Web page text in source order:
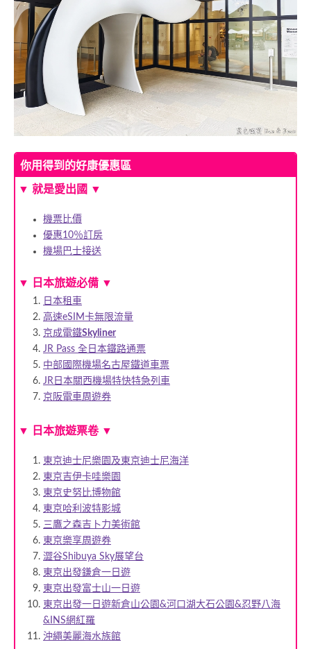
你用得到的好康優惠區
▼ 就是愛出國 ▼
機票比價
優惠10％訂房
機場巴士接送
▼ 日本旅遊必備 ▼
日本租車
高速eSIM卡無限流量
京成電鐵Skyliner
JR Pass 全日本鐵路通票
中部國際機場名古屋鐵道車票
JR日本關西機場特快特急列車
京阪電車周遊券
▼ 日本旅遊票卷▼
東京迪士尼樂園及東京迪士尼海洋
東京吉伊卡哇樂園
東京史努比博物館
東京哈利波特影城
三鷹之森吉卜力美術館
東京樂享周遊券
澀谷Shibuya Sky展望台
東京出發鎌倉一日遊
東京出發富士山一日遊
東京出發一日遊新倉山公園&河口湖大石公園&忍野八海
&INS網紅羅
沖繩美麗海水族館